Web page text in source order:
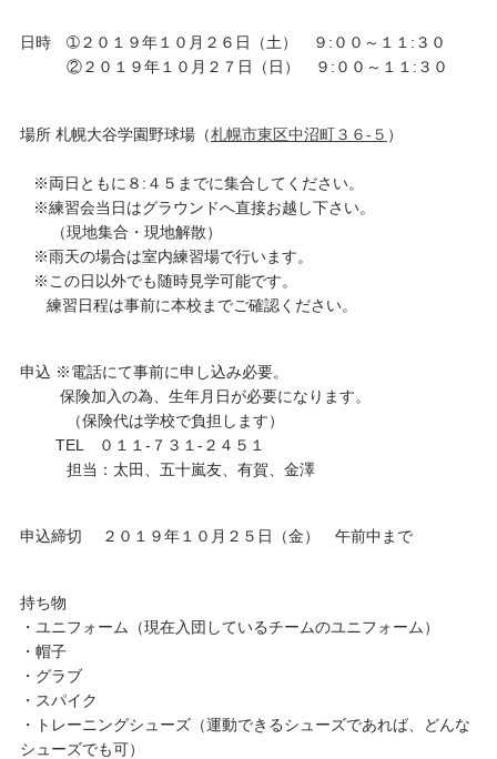
日時 ➀２０１９年１０月２６日（土） ９:００～１１:３０
②２０１９年１０月２７日（日） ９:００～１１:３０
場所 札幌大谷学園野球場（札幌市東区中沼町３６-５ ）
※両日ともに８:４５までに集合してください。
※練習会当日はグラウンドへ直接お越し下さい。
（現地集合・現地解散）
※雨天の場合は室内練習場で行います。
※この日以外でも随時見学可能です。
練習日程は事前に本校までご確認ください。
申込 ※電話にて事前に申し込み必要。
保険加入の為、生年月日が必要になります。
（保険代は学校で負担します）
TEL ０１１-７３１-２４５１
担当：太田、五十嵐友、有賀、金澤
申込締切 ２０１９年１０月２５日（金） 午前中まで
持ち物
・ユニフォーム（現在入団しているチームのユニフォーム）
・帽子
・グラブ
・スパイク
・トレーニングシューズ（運動できるシューズであれば、どんな
シューズでも可）